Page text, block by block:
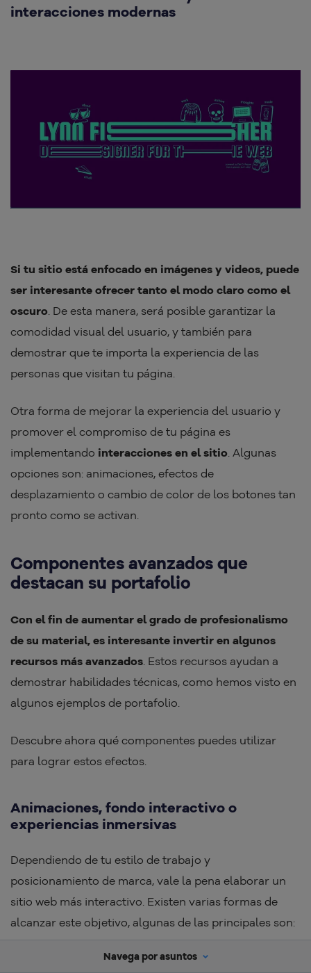
interacciones modernas
Si tu sitio está enfocado en imágenes y videos, puede
ser interesante ofrecer tanto el modo claro como el
oscuro . De esta manera, será posible garantizar la
comodidad visual del usuario, y también para
demostrar que te importa la experiencia de las
personas que visitan tu página.
Otra forma de mejorar la experiencia del usuario y
promover el compromiso de tu página es
implementando interacciones en el sitio . Algunas
opciones son: animaciones, efectos de
desplazamiento o cambio de color de los botones tan
pronto como se activan.
Componentes avanzados que
destacan su portafolio
Con el fin de aumentar el grado de profesionalismo
de su material, es interesante invertir en algunos
recursos más avanzados . Estos recursos ayudan a
demostrar habilidades técnicas, como hemos visto en
algunos ejemplos de portafolio.
Descubre ahora qué componentes puedes utilizar
para lograr estos efectos.
Animaciones, fondo interactivo o
experiencias inmersivas
Dependiendo de tu estilo de trabajo y
posicionamiento de marca, vale la pena elaborar un
sitio web más interactivo. Existen varias formas de
alcanzar este objetivo, algunas de las principales son:
Usar un fondo con elementos dinámicos
Navega por asuntos